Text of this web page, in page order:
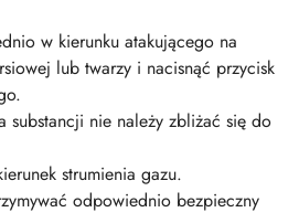
w kierunku atakującego na
lub twarzy i nacisnąć przycisk
substancji nie należy zbliżać się do
strumienia gazu.
odpowiednio bezpieczny